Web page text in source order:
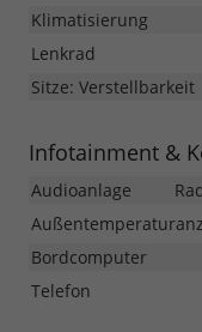
Klimatisierung
Lenkrad
Sitze: Verstellbarkeit
Infotainment &
Audioanlage
Bordcomputer
Telefon